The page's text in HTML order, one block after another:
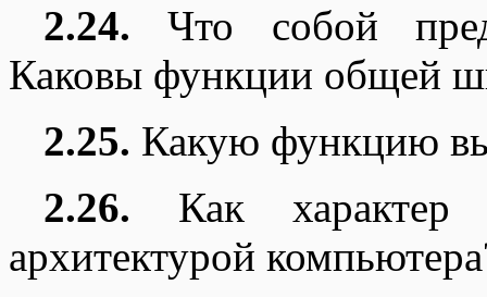
2.24. Что собой
Каковы функции общей
2.25. Какую функцию
2.26. Как характер
архитектурой